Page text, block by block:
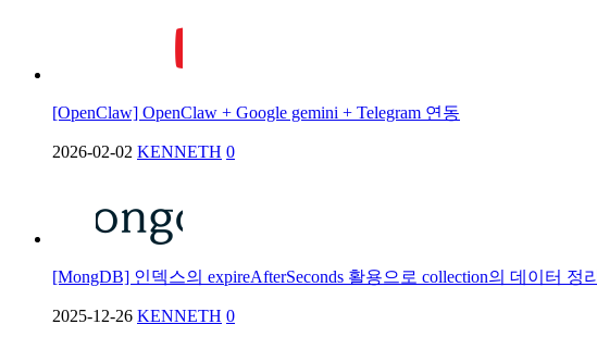
[OpenClaw] OpenClaw + Google gemini + Telegram 연동
2026-02-02 KENNETH 0
[MongDB] 인덱스의 expireAfterSeconds 활용으로 collection의 데이터 정리
2025-12-26 KENNETH 0